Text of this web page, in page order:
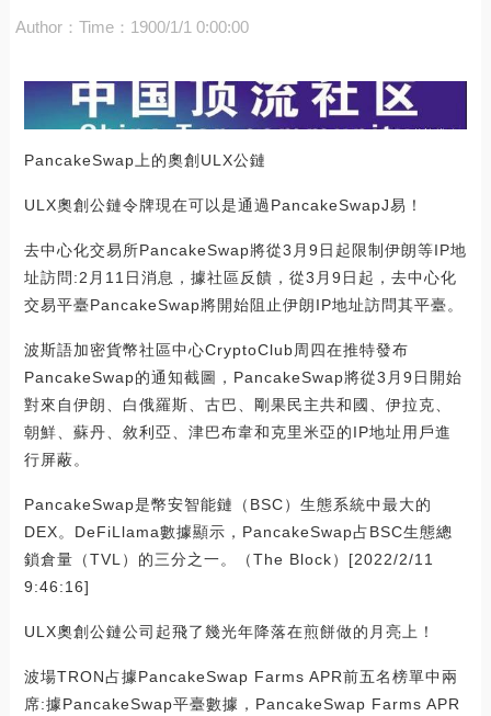
Author： Time：1900/1/1 0:00:00
PancakeSwap上的奧創ULX公鏈
ULX奧創公鏈令牌現在可以是通過PancakeSwapJ易！
去中心化交易所PancakeSwap將從3月9日起限制伊朗等IP地
址訪問:2月11日消息，據社區反饋，從3月9日起，去中心化
交易平臺PancakeSwap將開始阻止伊朗IP地址訪問其平臺。
波斯語加密貨幣社區中心CryptoClub周四在推特發布
PancakeSwap的通知截圖，PancakeSwap將從3月9日開始
對來自伊朗、白俄羅斯、古巴、剛果民主共和國、伊拉克、
朝鮮、蘇丹、敘利亞、津巴布韋和克里米亞的IP地址用戶進
行屏蔽。
PancakeSwap是幣安智能鏈（BSC）生態系統中最大的
DEX。DeFiLlama數據顯示，PancakeSwap占BSC生態總
鎖倉量（TVL）的三分之一。（The Block）[2022/2/11
9:46:16]
ULX奧創公鏈公司起飛了幾光年降落在煎餅做的月亮上！
波場TRON占據PancakeSwap Farms APR前五名榜單中兩
席:據PancakeSwap平臺數據，PancakeSwap Farms APR